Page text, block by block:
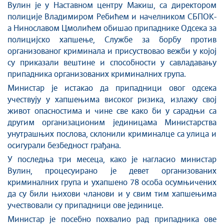
COVID-19 - архива
Вулин је у Наставном центру Макиш, са директором
полиције Владимиром Ребићем и начелником СБПОК-
а Нинославом Цмолићем обишао припаднике Одсека за
полицијско хапшење, Службе за борбу против
организованог криминала и присуствовао вежби у којој
су приказали вештине и способности у савладавању
припадника организованих криминалних група.
Министар је истакао да припадници овог одсека
учествују у хапшењима високог ризика, излажу свој
живот опасностима и чине све како би у сарадњи са
другим организационим јединицама Министарства
унутрашњих послова, склонили криминалце са улица и
осигурали безбедност грађана.
У последња три месеца, како је нагласио министар
Вулин, процесуирано је девет организованих
криминалних група и ухапшено 78 особа осумњичених
да су били њихови чланови и у свим тим хапшењима
учествовали су припадници ове јединице.
Министар је посебно похвалио рад припадника ове